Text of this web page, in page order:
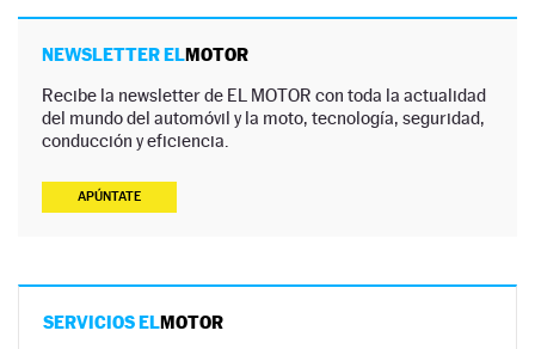
NEWSLETTER ELMOTOR
Recibe la newsletter de EL MOTOR con toda la actualidad
del mundo del automóvil y la moto, tecnología, seguridad,
conducción y eficiencia.
APÚNTATE
SERVICIOS ELMOTOR